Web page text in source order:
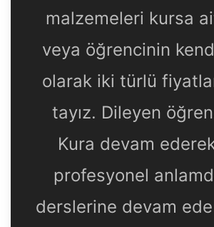
malzemeleri kursa
veya öğrencinin
olarak iki türlü
tayız. Dileyen
Kura devam
profesyonel
derslerine devam